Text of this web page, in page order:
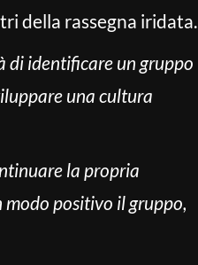
della rassegna iridata.
di identificare un gruppo
una cultura
la propria
positivo il gruppo,